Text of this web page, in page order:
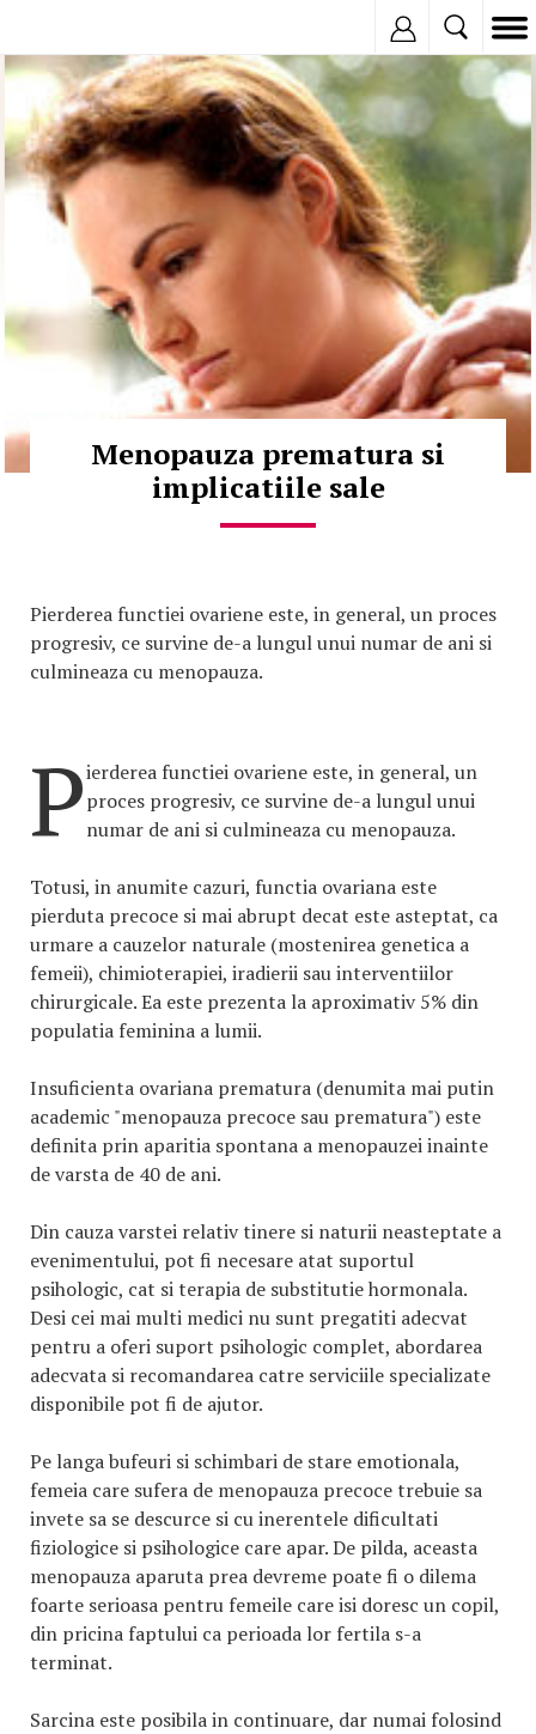
© Copyright:
Menopauza prematura si
implicatiile sale
Pierderea functiei ovariene este, in general, un proces
progresiv, ce survine de-a lungul unui numar de ani si
culmineaza cu menopauza.
Pierderea functiei ovariene este, in general, un
proces progresiv, ce survine de-a lungul unui
numar de ani si culmineaza cu menopauza.
Totusi, in anumite cazuri, functia ovariana este
pierduta precoce si mai abrupt decat este asteptat, ca
urmare a cauzelor naturale (mostenirea genetica a
femeii), chimioterapiei, iradierii sau interventiilor
chirurgicale. Ea este prezenta la aproximativ 5% din
populatia feminina a lumii.
Insuficienta ovariana prematura (denumita mai putin
academic "menopauza precoce sau prematura") este
definita prin aparitia spontana a menopauzei inainte
de varsta de 40 de ani.
Din cauza varstei relativ tinere si naturii neasteptate a
evenimentului, pot fi necesare atat suportul
psihologic, cat si terapia de substitutie hormonala.
Desi cei mai multi medici nu sunt pregatiti adecvat
pentru a oferi suport psihologic complet, abordarea
adecvata si recomandarea catre serviciile specializate
disponibile pot fi de ajutor.
Pe langa bufeuri si schimbari de stare emotionala,
femeia care sufera de menopauza precoce trebuie sa
invete sa se descurce si cu inerentele dificultati
fiziologice si psihologice care apar. De pilda, aceasta
menopauza aparuta prea devreme poate fi o dilema
foarte serioasa pentru femeile care isi doresc un copil,
din pricina faptului ca perioada lor fertila s-a
terminat.
Sarcina este posibila in continuare, dar numai folosind